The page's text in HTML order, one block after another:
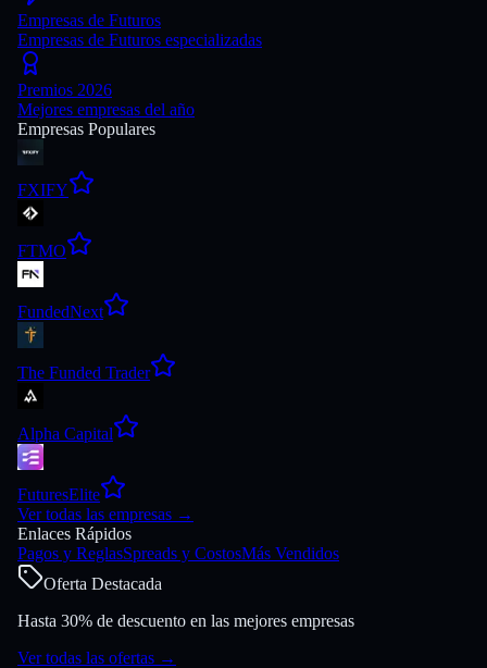
Empresas de Futuros
Empresas de Futuros especializadas
Premios 2026
Mejores empresas del año
Empresas Populares
FXIFY
FTMO
FundedNext
The Funded Trader
Alpha Capital
FuturesElite
Ver todas las empresas →
Enlaces Rápidos
Pagos y ReglasSpreads y CostosMás Vendidos
Oferta Destacada
Hasta 30% de descuento en las mejores empresas
Ver todas las ofertas →